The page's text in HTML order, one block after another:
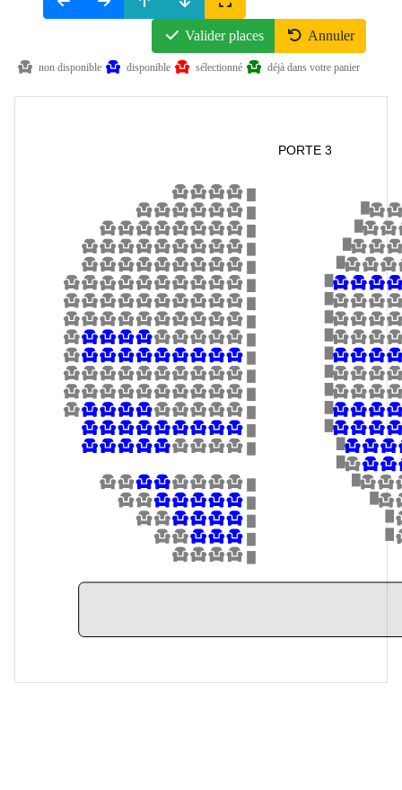
Valider places Annuler
non disponible disponible sélectionné déjà dans votre panier
PORTE 3